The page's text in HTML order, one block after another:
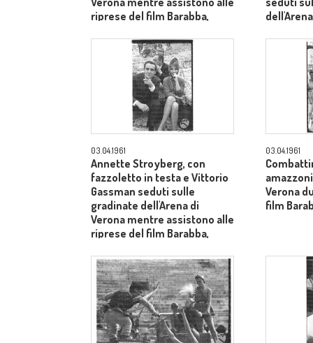
riprese del film Barabba,
Laurentiis - totale
03.04.1961
Annette Stroyberg, con
fazzoletto in testa e Vittorio
Gassman seduti sulle
gradinate dell'Arena di
Verona mentre assistono alle
riprese del film Barabba,
Laurentiis - totale
03.04.1961
Verona
film